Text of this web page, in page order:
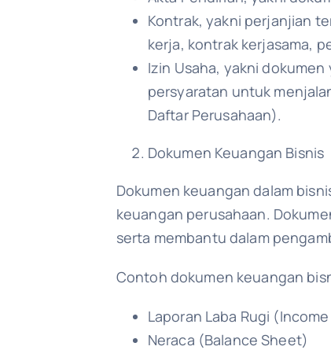
Kontrak, yakni perjanjian
kerja, kontrak kerjasama,
Izin Usaha, yakni
persyaratan untuk
Daftar Perusahaan).
Dokumen Keuangan Bisnis
Dokumen keuangan dalam
keuangan perusahaan.
serta membantu dalam
Contoh dokumen keuangan
Laporan Laba Rugi
Neraca (Balance Sheet)